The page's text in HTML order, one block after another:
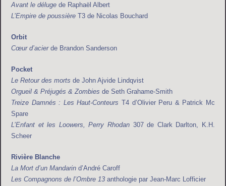
Avant le déluge de Raphaël Albert
L’Empire de poussière T3 de Nicolas Bouchard
Orbit
Cœur d’acierde Brandon Sanderson
Pocket
Le Retour des morts de John Ajvide Lindqvist
Orgueil & Préjugés & Zombies de Seth Grahame-Smith
Treize Damnés : Les Haut-Conteurs T4 d’Olivier Peru & Patrick Mc
Spare
L’Enfant et les Loowers, Perry Rhodan 307 de Clark Darlton, K.H.
Scheer
Rivière Blanche
La Mort d’un Mandarin d’André Caroff
Les Compagnons de l’Ombre 13 anthologie par Jean-Marc Lofficier